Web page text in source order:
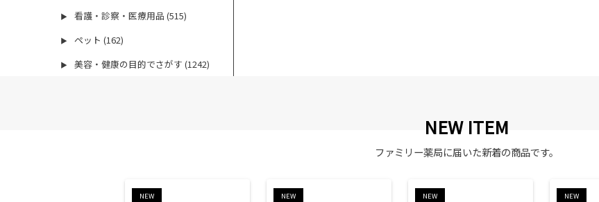
▶ 看護・診察・医療用品 (515)
▶ ペット (162)
▶ 美容・健康の目的でさがす (1242)
NEW ITEM
ファミリー薬局に届いた新着の商品です。
NEW NEW NEW NEW